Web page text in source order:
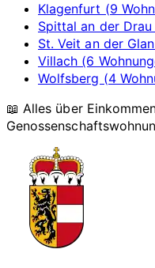
Klagenfurt (9
Spittal an der Drau
St. Veit an der
Villach (6
Wolfsberg (4
📖 Alles über